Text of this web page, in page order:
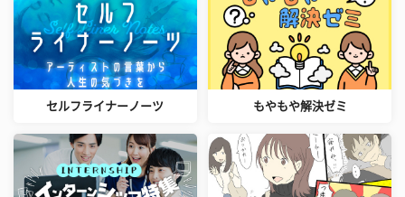
セルフライナーノーツ もやもや解決ゼミ